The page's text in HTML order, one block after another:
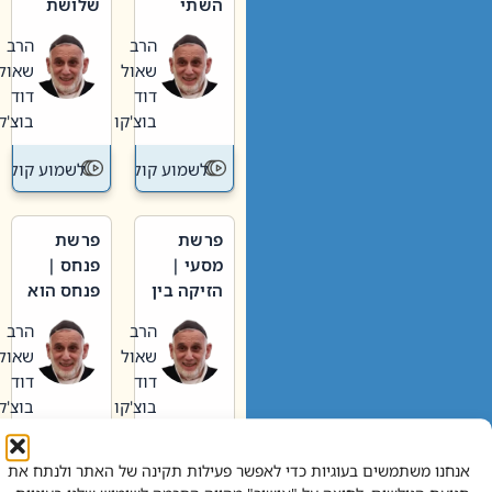
אנחנו משתמשים בעוגיות כדי לאפשר פעילות תקינה של האתר ולנתח את
וערב של
חיינו
הרב
שאול
דוד
בוצ'קו
לשמוע קול תורה – מדרש
האבות
הרב
שאול
דוד
בוצ'קו
לשמוע קול
פרשת
מסעי |
הזיקה בין
הגדול לעם הרב
שאול
דוד
בוצ'קו
לשמוע קול תורה – מדרש
פרשת
פנחס |
פנחס הוא
אליהו: בין
קנאות
הורסת
לקנאות
בונה
הרב
שאול
דוד
בוצ'קו
לשמוע קול